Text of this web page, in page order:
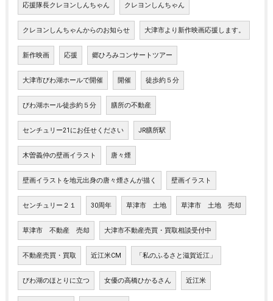
応援隊長クレヨンしんちゃん クレヨンしんちゃん
クレヨンしんちゃんからのお知らせ 大津市より新作映画応援します。
新作映画 応援 郷ひろみコンサートツアー
大津市びわ湖ホールで開催 開催 徒歩約５分
びわ湖ホール徒歩約５分 膳所の不動産
センチュリー21にお任せください JR膳所駅
木曽義仲の壁画イラスト 唐々煙
壁画イラストを地元出身の唐々煙さんが描く 壁画イラスト
センチュリー２１ 30周年 草津市 土地 草津市 土地 売却
草津市 不動産 売却 大津市不動産売買・買取相談受付中
不動産売買・買取 近江米CM 「私のふるさと滋賀近江」
びわ湖のほとりに立つ 女優の高橋ひかるさん 近江米